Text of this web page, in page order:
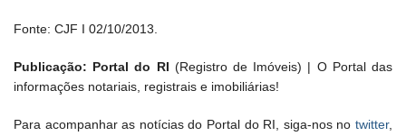
Fonte: CJF I 02/10/2013.
Publicação: Portal do RI (Registro de Imóveis) | O Portal das
informações notariais, registrais e imobiliárias!
Para acompanhar as notícias do Portal do RI, siga-nos no twitter,